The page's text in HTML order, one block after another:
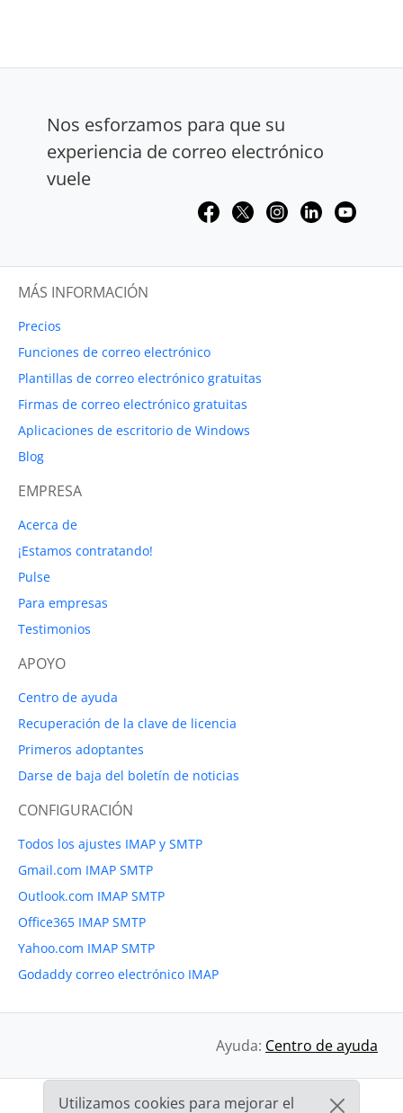
Nos esforzamos para que su
experiencia de correo electrónico
vuele
MÁS INFORMACIÓN
Precios
Funciones de correo electrónico
Plantillas de correo electrónico gratuitas
Firmas de correo electrónico gratuitas
Aplicaciones de escritorio de Windows
Blog
EMPRESA
Acerca de
¡Estamos contratando!
Pulse
Para empresas
Testimonios
APOYO
Centro de ayuda
Recuperación de la clave de licencia
Primeros adoptantes
Darse de baja del boletín de noticias
CONFIGURACIÓN
Todos los ajustes IMAP y SMTP
Gmail.com IMAP SMTP
Outlook.com IMAP SMTP
Office365 IMAP SMTP
Yahoo.com IMAP SMTP
Godaddy correo electrónico IMAP
Ayuda: Centro de ayuda
Utilizamos cookies para mejorar el